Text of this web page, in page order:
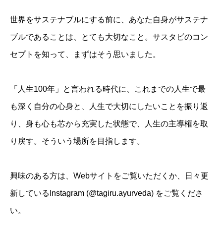
世界をサステナブルにする前に、あなた自身がサステナ
ブルであることは、とても大切なこと。サスタビのコン
セプトを知って、まずはそう思いました。
「人生100年」と言われる時代に、これまでの人生で最
も深く自分の心身と、人生で大切にしたいことを振り返
り、身も心も芯から充実した状態で、人生の主導権を取
り戻す。そういう場所を目指します。
興味のある方は、Webサイトをご覧いただくか、日々更
新しているInstagram (@tagiru.ayurveda) をご覧くださ
い。